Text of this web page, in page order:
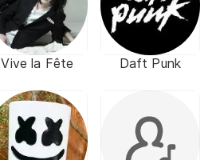
Vive la Fête Daft Punk